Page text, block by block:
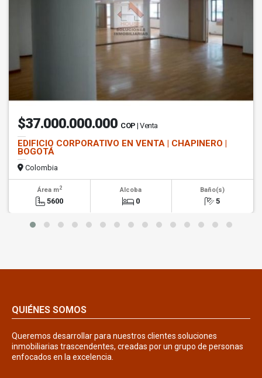
$37.000.000.000 COP | Venta
EDIFICIO CORPORATIVO EN VENTA | CHAPINERO |
BOGOTÁ
Colombia
Área m2
5600
Alcoba
0
Baño(s)
5
QUIÉNES SOMOS
Queremos desarrollar para nuestros clientes soluciones
inmobiliarias trascendentes, creadas por un grupo de personas
enfocados en la excelencia.